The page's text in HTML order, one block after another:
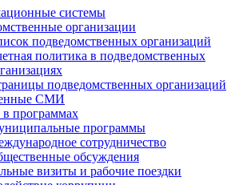
системы
организации
подведомственных организаций
политика в подведомственных
подведомственных организаций
СМИ
в программах
программы
сотрудничество
обсуждения
визиты и рабочие поездки